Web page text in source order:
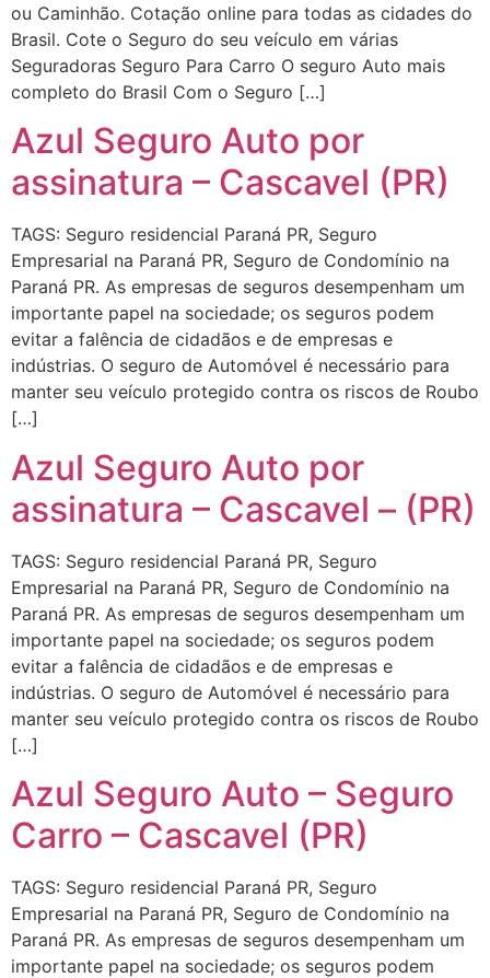
ou Caminhão. Cotação online para todas as cidades do
Brasil. Cote o Seguro do seu veículo em várias
Seguradoras Seguro Para Carro O seguro Auto mais
completo do Brasil Com o Seguro […]
Azul Seguro Auto por
assinatura – Cascavel (PR)
TAGS: Seguro residencial Paraná PR, Seguro
Empresarial na Paraná PR, Seguro de Condomínio na
Paraná PR. As empresas de seguros desempenham um
importante papel na sociedade; os seguros podem
evitar a falência de cidadãos e de empresas e
indústrias. O seguro de Automóvel é necessário para
manter seu veículo protegido contra os riscos de Roubo
[…]
Azul Seguro Auto por
assinatura – Cascavel – (PR)
TAGS: Seguro residencial Paraná PR, Seguro
Empresarial na Paraná PR, Seguro de Condomínio na
Paraná PR. As empresas de seguros desempenham um
importante papel na sociedade; os seguros podem
evitar a falência de cidadãos e de empresas e
indústrias. O seguro de Automóvel é necessário para
manter seu veículo protegido contra os riscos de Roubo
[…]
Azul Seguro Auto – Seguro
Carro – Cascavel (PR)
TAGS: Seguro residencial Paraná PR, Seguro
Empresarial na Paraná PR, Seguro de Condomínio na
Paraná PR. As empresas de seguros desempenham um
importante papel na sociedade; os seguros podem